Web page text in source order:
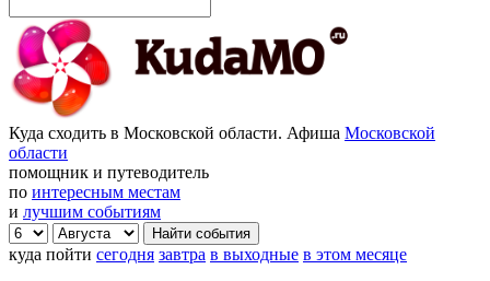
Куда сходить в Московской области. Афиша Московской
области
помощник и путеводитель
по интересным местам
и лучшим событиям
куда пойти сегодня завтра в выходные в этом месяце